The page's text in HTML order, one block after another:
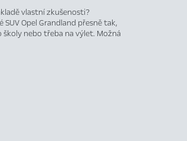
vlastní zkušenosti?
Opel Grandland přesně tak,
nebo třeba na výlet. Možná